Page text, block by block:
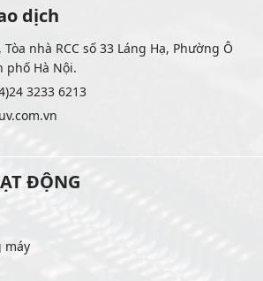
dịch
Tòa nhà RCC số 33 Láng Hạ, Phường Ô
phố Hà Nội.
3233 6213
ĐỘNG
máy